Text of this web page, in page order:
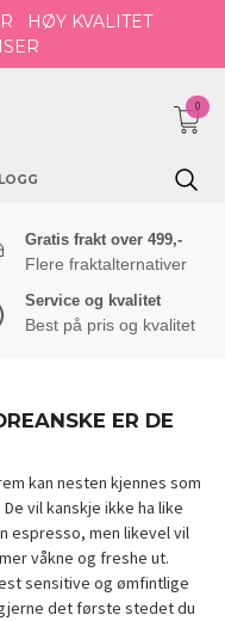
HØY KVALITET
0
Gratis frakt over 499,-
Flere fraktalternativer
Service og kvalitet
Best på pris og kvalitet
ER DE
kan nesten kjennes som
vil kanskje ikke ha like
espresso, men likevel vil
våkne og freshe ut.
sensitive og ømfintlige
det første stedet du